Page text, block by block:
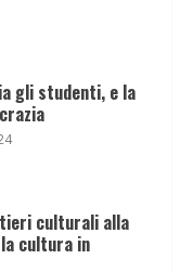
gli studenti, e la
culturali alla
cultura in